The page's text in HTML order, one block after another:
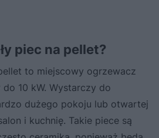
piec na pellet?
to miejscowy ogrzewacz
10 kW. Wystarczy do
dużego pokoju lub otwartej
i kuchnię. Takie piece są